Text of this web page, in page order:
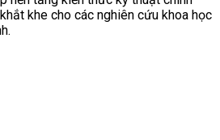
khe cho các nghiên cứu khoa học